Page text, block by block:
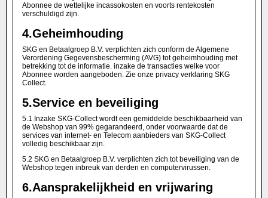
Abonnee de wettelijke incassokosten en voorts rentekosten
verschuldigd zijn.
4.Geheimhouding
SKG en Betaalgroep B.V. verplichten zich conform de Algemene
Verordening Gegevensbescherming (AVG) tot geheimhouding met
betrekking tot de informatie. inzake de transacties welke voor
Abonnee worden aangeboden. Zie onze privacy verklaring SKG
Collect.
5.Service en beveiliging
5.1 Inzake SKG-Collect wordt een gemiddelde beschikbaarheid van
de Webshop van 99% gegarandeerd, onder voorwaarde dat de
services van internet- en Telecom aanbieders van SKG-Collect
volledig beschikbaar zijn.
5.2 SKG en Betaalgroep B.V. verplichten zich tot beveiliging van de
Webshop tegen inbreuk van derden en computervirussen.
6.Aansprakelijkheid en vrijwaring